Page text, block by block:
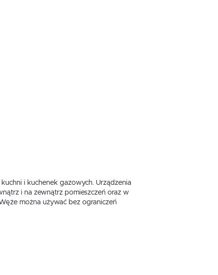
i kuchenek gazowych. Urządzenia
i na zewnątrz pomieszczeń oraz w
można używać bez ograniczeń